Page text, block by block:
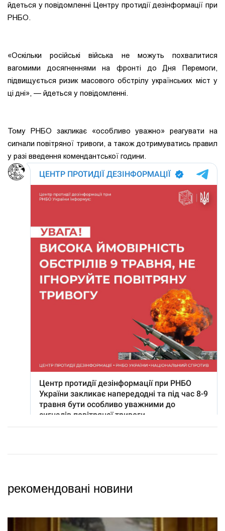
йдеться у повідомленні Центру протидії дезінформації при
РНБО.
«Оскільки російські війська не можуть похвалитися
вагомими досягненнями на фронті до Дня Перемоги,
підвищується ризик масового обстрілу українських міст у
ці дні», — йдеться у повідомленні.
Тому РНБО закликає «особливо уважно» реагувати на
сигнали повітряної тривоги, а також дотримуватись правил
у разі введення комендантської години.
рекомендовані новини